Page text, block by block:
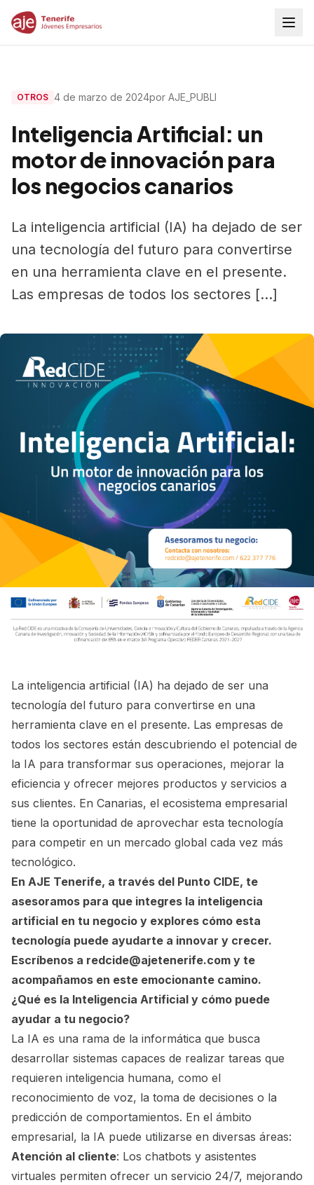
OTROS 4 de marzo de 2024por AJE_PUBLI
Inteligencia Artificial: un
motor de innovación para
los negocios canarios
La inteligencia artificial (IA) ha dejado de ser
una tecnología del futuro para convertirse
en una herramienta clave en el presente.
Las empresas de todos los sectores […]
La inteligencia artificial (IA) ha dejado de ser una
tecnología del futuro para convertirse en una
herramienta clave en el presente. Las empresas de
todos los sectores están descubriendo el potencial de
la IA para transformar sus operaciones, mejorar la
eficiencia y ofrecer mejores productos y servicios a
sus clientes. En Canarias, el ecosistema empresarial
tiene la oportunidad de aprovechar esta tecnología
para competir en un mercado global cada vez más
tecnológico.
En AJE Tenerife, a través del Punto CIDE, te
asesoramos para que integres la inteligencia
artificial en tu negocio y explores cómo esta
tecnología puede ayudarte a innovar y crecer.
Escríbenos a redcide@ajetenerife.com y te
acompañamos en este emocionante camino.
¿Qué es la Inteligencia Artificial y cómo puede
ayudar a tu negocio?
La IA es una rama de la informática que busca
desarrollar sistemas capaces de realizar tareas que
requieren inteligencia humana, como el
reconocimiento de voz, la toma de decisiones o la
predicción de comportamientos. En el ámbito
empresarial, la IA puede utilizarse en diversas áreas:
Atención al cliente: Los chatbots y asistentes
virtuales permiten ofrecer un servicio 24/7, mejorando